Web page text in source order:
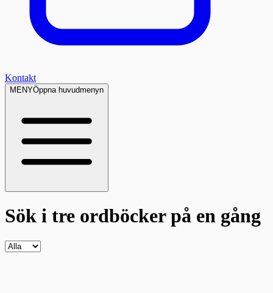
Kontakt
MENYÖppna huvudmenyn
Sök i tre ordböckerpå en gång